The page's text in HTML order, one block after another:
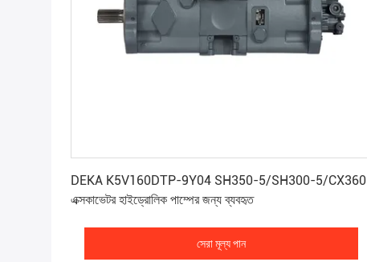
DEKA K5V160DTP-9Y04 SH350-5/SH300-5/CX360
এক্সকাভেটর হাইড্রোলিক পাম্পের জন্য ব্যবহৃত
সেরা মূল্য পান